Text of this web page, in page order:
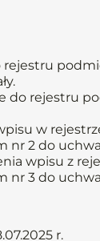
rejestru
do rejestru
w
nr 2 do
wpisu z
nr 3 do
r.